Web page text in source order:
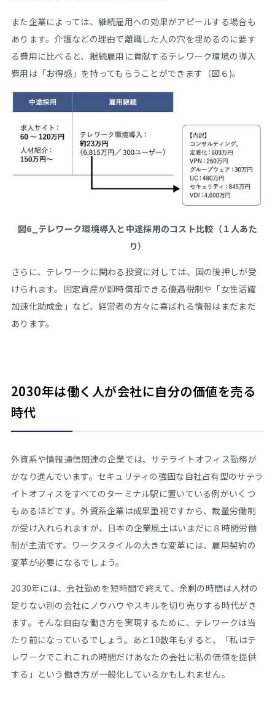
また企業によっては、継続雇用への効果がアピールする場合も
あります。介護などの理由で離職した人の穴を埋めるのに要す
る費用に比べると、継続雇用に貢献するテレワーク環境の導入
費用は「お得感」を持ってもらうことができます（図６)。
図6_テレワーク環境導入と中途採用のコスト比較（１人あた
り）
さらに、テレワークに関わる投資に対しては、国の後押しが受
けられます。固定資産が即時償却できる優遇税制や「女性活躍
加速化助成金」など、経営者の方々に喜ばれる情報はまだまだ
あります。
2030年は働く人が会社に自分の価値を売る
時代
外資系や情報通信関連の企業では、サテライトオフィス勤務が
かなり進んでいます。セキュリティの強固な自社占有型のサテラ
イトオフィスをすべてのターミナル駅に置いている例がいくつ
もあるほどです。外資系企業は成果重視ですから、裁量労働制
が受け入れられますが、日本の企業風土はいまだに８時間労働
制が主流です。ワークスタイルの大きな変革には、雇用契約の
変革が必要になるでしょう。
2030年には、会社勤めを短時間で終えて、余剰の時間は人材の
足りない別の会社にノウハウやスキルを切り売りする時代がき
ます。そんな自由な働き方を実現するために、テレワークは当
たり前になっているでしょう。あと10数年もすると、「私はテ
レワークでこれこれの時間だけあなたの会社に私の価値を提供
する」という働き方が一般化しているかもしれません。